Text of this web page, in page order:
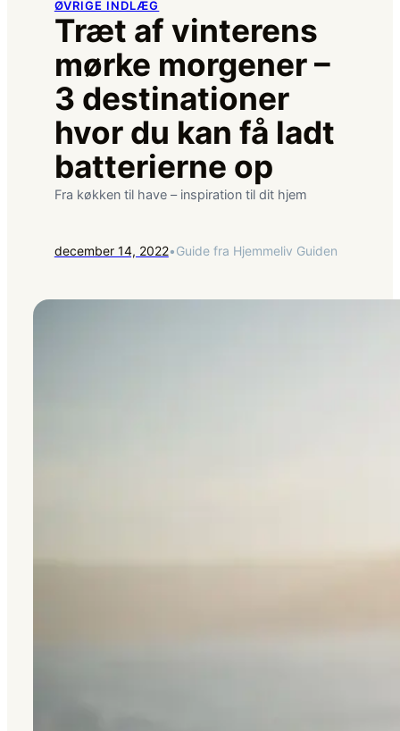
ØVRIGE INDLÆG
Træt af vinterens
mørke morgener –
3 destinationer
hvor du kan få ladt
batterierne op
Fra køkken til have – inspiration til dit hjem
december 14, 2022•Guide fra Hjemmeliv Guiden